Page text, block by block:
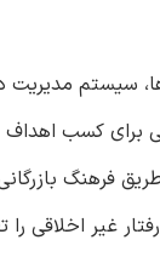
سیستم مدیریت
برای کسب اهداف
فرهنگ
غیر اخلاقی را